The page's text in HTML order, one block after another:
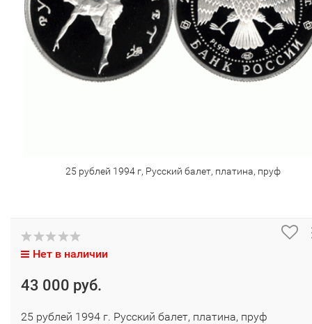
25 рублей 1994 г, Русский балет, платина, пруф
Нет в наличии
43 000 руб.
25 рублей 1994 г. Русский балет, платина, пруф